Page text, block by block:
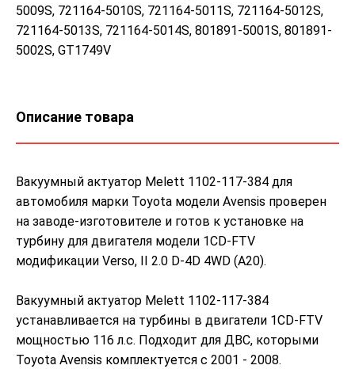
5009S, 721164-5010S, 721164-5011S, 721164-5012S,
721164-5013S, 721164-5014S, 801891-5001S, 801891-
5002S, GT1749V
Описание товара
Вакуумный актуатор Melett 1102-117-384 для
автомобиля марки Toyota модели Avensis проверен
на заводе-изготовителе и готов к установке на
турбину для двигателя модели 1CD-FTV
модификации Verso, II 2.0 D-4D 4WD (A20).
Вакуумный актуатор Melett 1102-117-384
устанавливается на турбины в двигатели 1CD-FTV
мощностью 116 л.с. Подходит для ДВС, которыми
Toyota Avensis комплектуется с 2001 - 2008.